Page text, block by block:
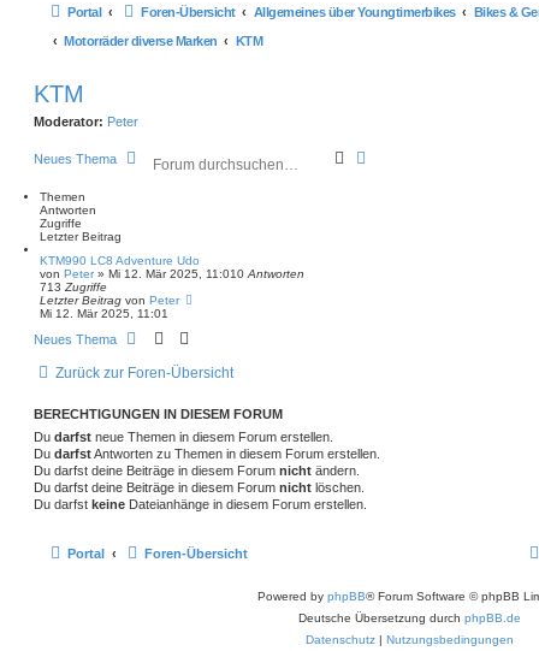
Portal Foren-Übersicht Allgemeines über Youngtimerbikes
Bikes &
Motorräder diverse Marken
KTM
KTM
Moderator: Peter
Neues Thema
S
Themen
Antworten
Zugriffe
Letzter Beitrag
KTM990 LC8 Adventure Udo
von Peter» Mi 12. Mär 2025, 11:010 Antworten
713 Zugriffe
Letzter Beitrag von Peter
Mi 12. Mär 2025, 11:01
Neues Thema
Zurück zur Foren-Übersicht
BERECHTIGUNGEN IN DIESEM FORUM
Du darfst neue Themen in diesem Forum erstellen.
Du darfstAntworten zu Themen in diesem Forum erstellen.
Du darfst deine Beiträge in diesem Forum nicht ändern.
Du darfst deine Beiträge in diesem Forum nicht löschen.
Du darfst keine Dateianhänge in diesem Forum erstellen.
Portal Foren-Übersicht
Powered by phpBB® Forum Software © phpBB
Deutsche Übersetzung durch phpBB.de
Datenschutz | Nutzungsbedingungen